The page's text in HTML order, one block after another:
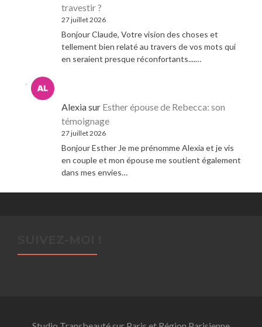
travestir ?
27 juillet 2026
Bonjour Claude, Votre vision des choses et
tellement bien relaté au travers de vos mots qui
en seraient presque réconfortants....…
Alexiasur Esther épouse de Rebecca: son
témoignage
27 juillet 2026
Bonjour Esther Je me prénomme Alexia et je vis
en couple et mon épouse me soutient également
dans mes envies…